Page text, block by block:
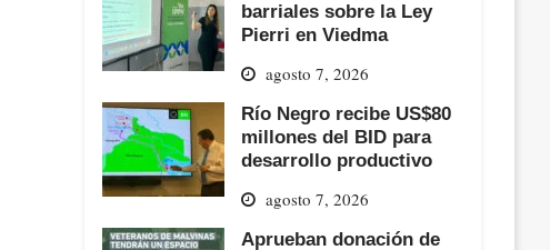
barriales sobre la Ley
Pierri en Viedma
agosto 7, 2026
Río Negro recibe US$80
millones del BID para
desarrollo productivo
agosto 7, 2026
Aprueban donación de